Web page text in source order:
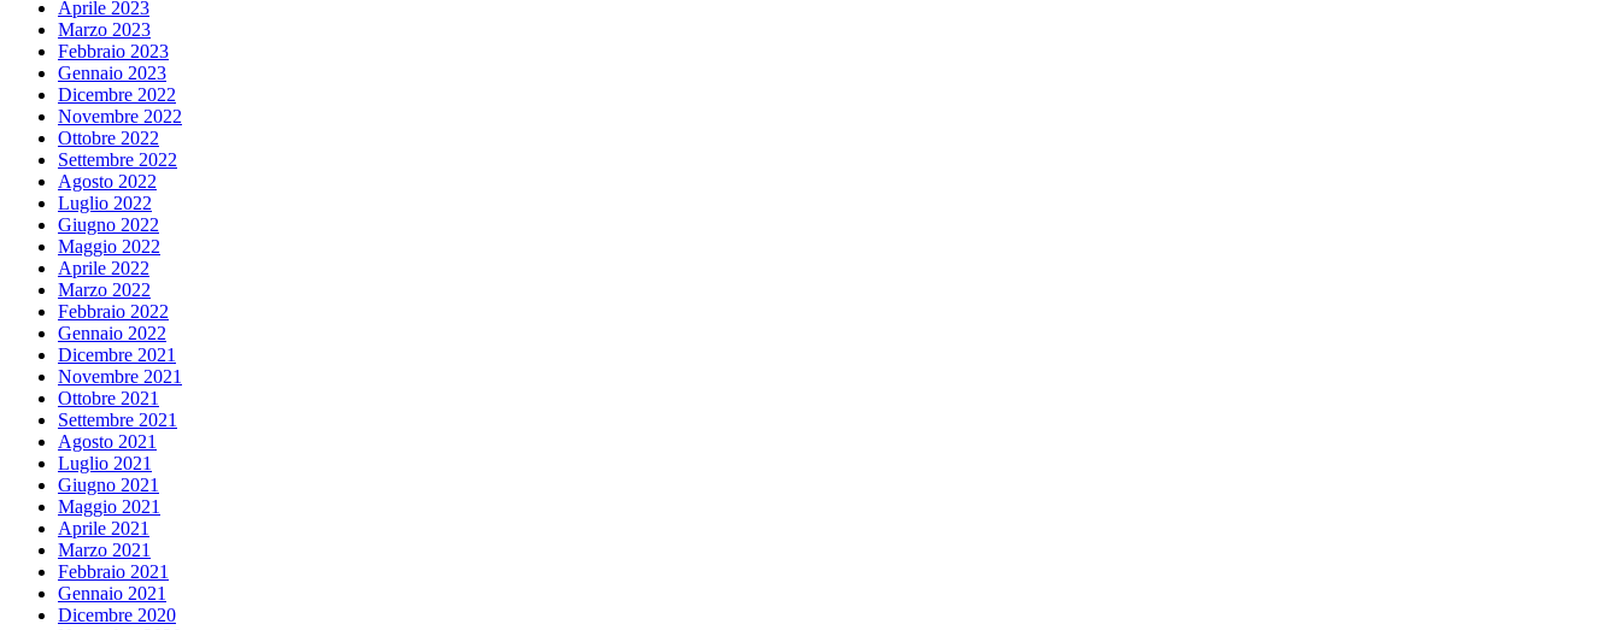
Aprile 2023
Marzo 2023
Febbraio 2023
Gennaio 2023
Dicembre 2022
Novembre 2022
Ottobre 2022
Settembre 2022
Agosto 2022
Luglio 2022
Giugno 2022
Maggio 2022
Aprile 2022
Marzo 2022
Febbraio 2022
Gennaio 2022
Dicembre 2021
Novembre 2021
Ottobre 2021
Settembre 2021
Agosto 2021
Luglio 2021
Giugno 2021
Maggio 2021
Aprile 2021
Marzo 2021
Febbraio 2021
Gennaio 2021
Dicembre 2020